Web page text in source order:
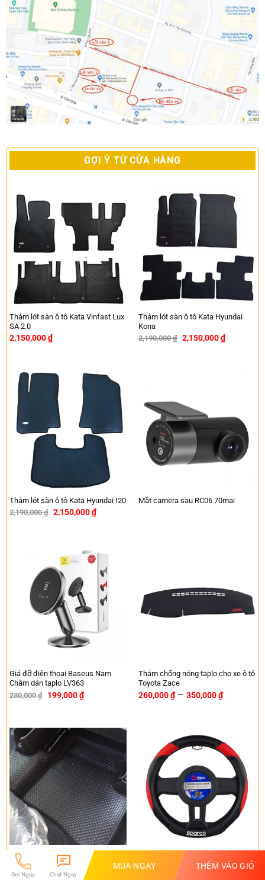
GỢI Ý TỪ CỬA HÀNG
Thảm lót sàn ô tô Kata Vinfast Lux
SA 2.0
2,150,000₫
Thảm lót sàn ô tô Kata Hyundai
Kona
2,190,000₫ 2,150,000₫
Thảm lót sàn ô tô Kata Hyundai I20
2,190,000₫ 2,150,000₫
Mắt camera sau RC06 70mai
Giá đỡ điện thoại Baseus Nam
Châm dán taplo LV363
230,000₫ 199,000₫
Thảm chống nóng taplo cho xe ô tô
Toyota Zace
260,000₫ – 350,000₫
Thảm lót sàn ô tô Kata Lexus
GS430
2,150,000
Bọc vô lăng SPARCO SPC116RD
490,000
420,000₫ -14%
Gọi Ngay Chat Ngay
MUA NGAY THÊM VÀO GIỎ